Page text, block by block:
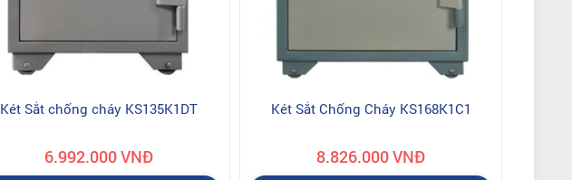
Két Sắt chống cháy KS135K1DT
6.992.000 VNĐ
Két Sắt Chống Cháy KS168K1C1
8.826.000 VNĐ